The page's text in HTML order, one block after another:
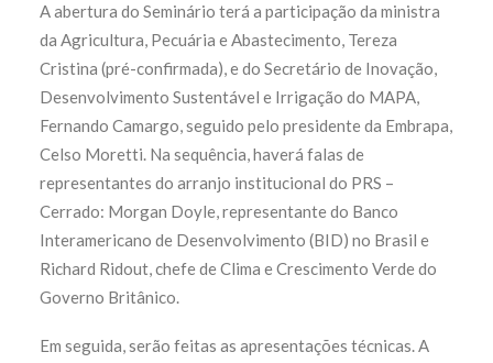
A abertura do Seminário terá a participação da ministra
da Agricultura, Pecuária e Abastecimento, Tereza
Cristina (pré-confirmada), e do Secretário de Inovação,
Desenvolvimento Sustentável e Irrigação do MAPA,
Fernando Camargo, seguido pelo presidente da Embrapa,
Celso Moretti. Na sequência, haverá falas de
representantes do arranjo institucional do PRS –
Cerrado: Morgan Doyle, representante do Banco
Interamericano de Desenvolvimento (BID) no Brasil e
Richard Ridout, chefe de Clima e Crescimento Verde do
Governo Britânico.
Em seguida, serão feitas as apresentações técnicas. A